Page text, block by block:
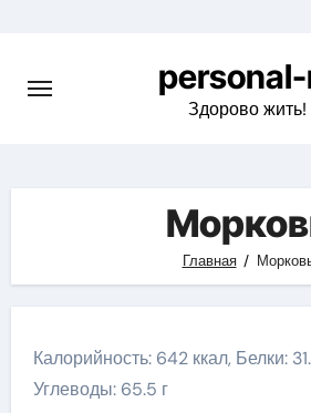
содержимому
Здорово жить!
Главная
Калорийность: 642 ккал, Белки:
Углеводы: 65.5 г